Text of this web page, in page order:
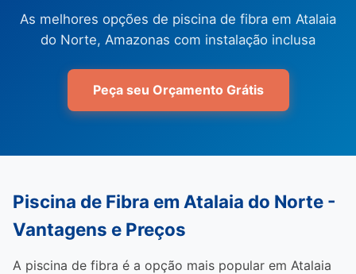
As melhores opções de piscina de fibra em Atalaia
do Norte, Amazonas com instalação inclusa
Peça seu Orçamento Grátis
Piscina de Fibra em Atalaia do Norte -
Vantagens e Preços
A piscina de fibra é a opção mais popular em Atalaia